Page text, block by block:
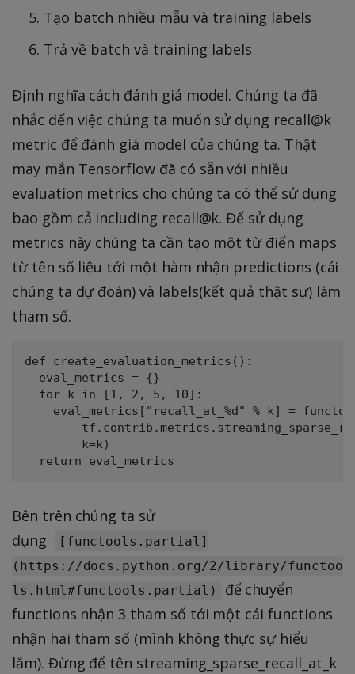
Tạo batch nhiều mẫu và training labels
Trả về batch và training labels
Định nghĩa cách đánh giá model. Chúng ta đã
nhắc đến việc chúng ta muốn sử dụng recall@k
metric để đánh giá model của chúng ta. Thật
may mắn Tensorflow đã có sẵn với nhiều
evaluation metrics cho chúng ta có thể sử dụng
bao gồm cả including recall@k. Để sử dụng
metrics này chúng ta cần tạo một từ điển maps
từ tên số liệu tới một hàm nhận predictions (cái
chúng ta dự đoán) và labels(kết quả thật sự) làm
tham số.
def create_evaluation_metrics():
  eval_metrics = {}
  for k in [1, 2, 5, 10]:
eval_metrics["recall_at_%d" % k] =
        k=k)
Bên trên chúng ta sử
dụng
[functools.partial]
(https://docs.python.org/2/library/functoo
ls.html#functools.partial)
để chuyển
functions nhận 3 tham số tới một cái functions
nhận hai tham số (mình không thực sự hiểu
lắm). Đừng để tên streaming_sparse_recall_at_k